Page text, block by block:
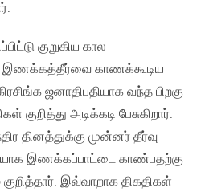
குறுகிய கால
இணக்கத்தீர்வை காணக்கூடிய
ஜனாதிபதியாக வந்த பிறகு
அடிக்கடி பேசுகிறார்.
தினத்துக்கு முன்னர் தீர்வு
இணக்கப்பாட்டை காண்பதற்கு
இவ்வாறாக திகதிகள்